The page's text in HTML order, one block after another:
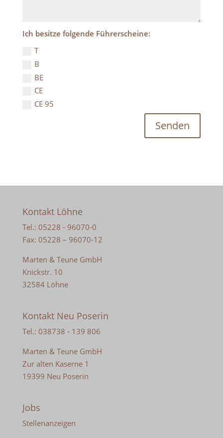
Ich besitze folgende Führerscheine:
T
B
BE
CE
CE 95
Senden
Kontakt Löhne
Tel.: 05228 - 96070-0
Fax: 05228 – 96070-12
Marten & Teune GmbH
Knickstr. 10
32584 Löhne
Kontakt Neu Poserin
Tel.: 038738 - 139 806
Marten & Teune GmbH
Zur alten Kaserne 1
19399 Neu Poserin
Jobs
Stellenanzeigen